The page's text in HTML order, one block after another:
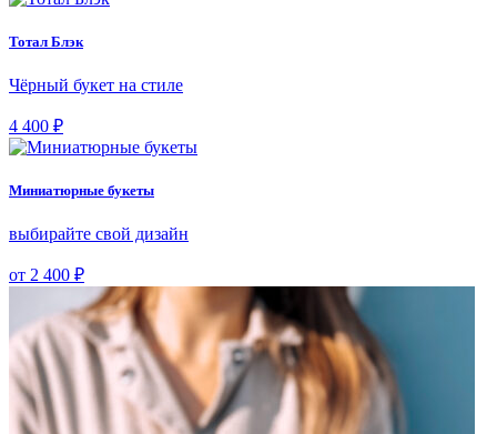
Тотал Блэк
Чёрный букет на стиле
4 400 ₽
Миниатюрные букеты
выбирайте свой дизайн
от 2 400 ₽